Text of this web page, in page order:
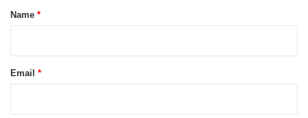
*Name *
Email *